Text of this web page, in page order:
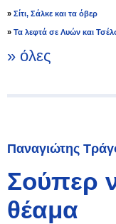
» Σίτι, Σάλκε και τα όβερ
» Τα λεφτά σε Λυών και
» όλες
Παναγιώτης
Σούπερ
θέαμα